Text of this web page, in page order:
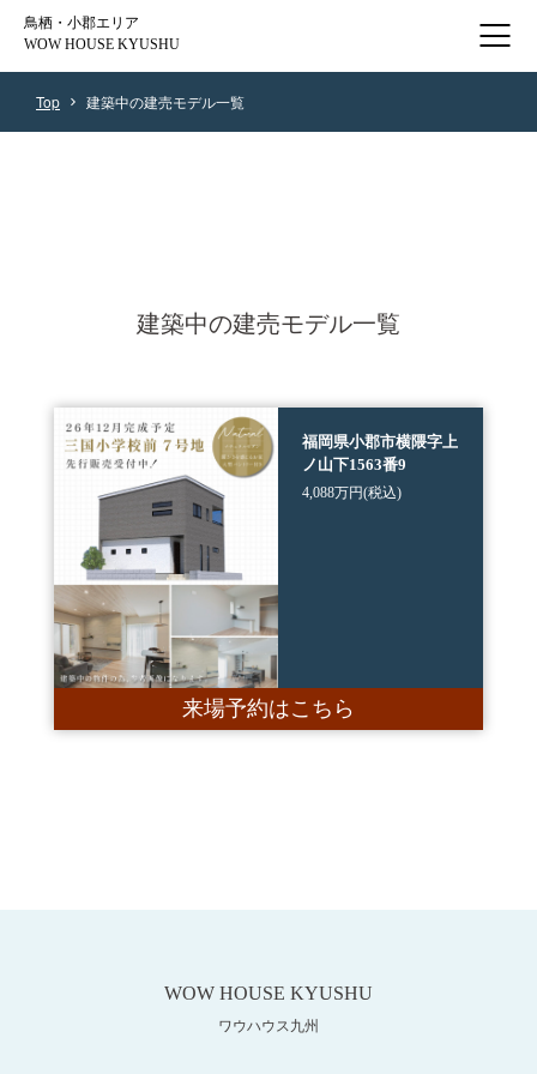
鳥栖・小郡エリア
WOW HOUSE KYUSHU
Top 建築中の建売モデル一覧
建築中の建売モデル一覧
福岡県小郡市横隈字上
ノ山下1563番9
4,088万円(税込)
来場予約はこちら
WOW HOUSE KYUSHU
ワウハウス九州